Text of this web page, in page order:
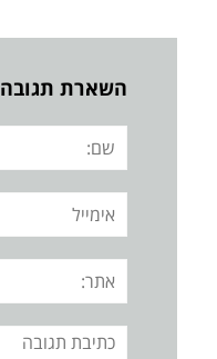
השארת תגובה
שם:
אימייל
אתר:
תגובה